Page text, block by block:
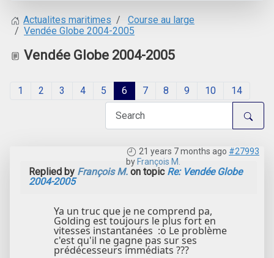
Actualites maritimes
Course au large
Vendée Globe 2004-2005
Vendée Globe 2004-2005
1 2 3 4 5 6 7 8 9 10 14
21 years 7 months ago #27993
by François M.
Replied by François M. on topic Re: Vendée Globe
2004-2005
Ya un truc que je ne comprend pa,
Golding est toujours le plus fort en
vitesses instantanées :o Le problème
c'est qu'il ne gagne pas sur ses
prédécesseurs immédiats ???